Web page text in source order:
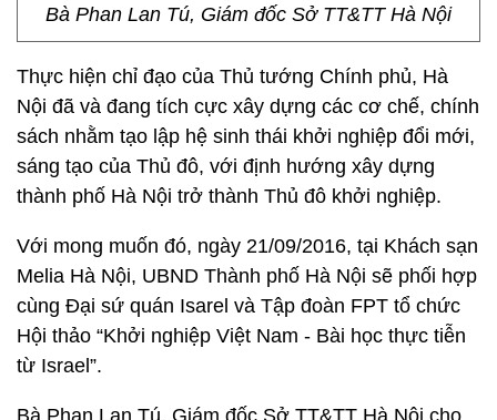
Bà Phan Lan Tú, Giám đốc Sở TT&TT Hà Nội
Thực hiện chỉ đạo của Thủ tướng Chính phủ, Hà
Nội đã và đang tích cực xây dựng các cơ chế, chính
sách nhằm tạo lập hệ sinh thái khởi nghiệp đổi mới,
sáng tạo của Thủ đô, với định hướng xây dựng
thành phố Hà Nội trở thành Thủ đô khởi nghiệp.
Với mong muốn đó, ngày 21/09/2016, tại Khách sạn
Melia Hà Nội, UBND Thành phố Hà Nội sẽ phối hợp
cùng Đại sứ quán Isarel và Tập đoàn FPT tổ chức
Hội thảo “Khởi nghiệp Việt Nam - Bài học thực tiễn
từ Israel”.
Bà Phan Lan Tú, Giám đốc Sở TT&TT Hà Nội cho